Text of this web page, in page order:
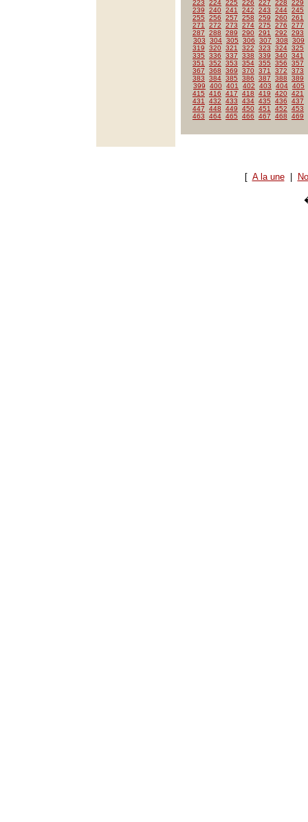
223
224 225 226 227 228
229
239
240 241 242 243 244 245
255
256 257 258 259 260 261
271
272 273 274 275 276
277
287
288 289 290 291 292
293
303
304 305 306 307 308
309
319
320 321 322 323 324 325
335
336 337 338 339 340 341
351
352 353 354 355 356
357
367
368 369 370 371 372
373
383
384 385 386 387 388
389
399
400 401 402 403 404 405
415
416 417 418 419 420 421
431
432 433 434 435 436
437
447
448 449 450 451 452
453
463
464 465 466 467 468 469
[ A la une|